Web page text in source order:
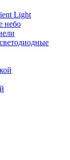
Light
небо